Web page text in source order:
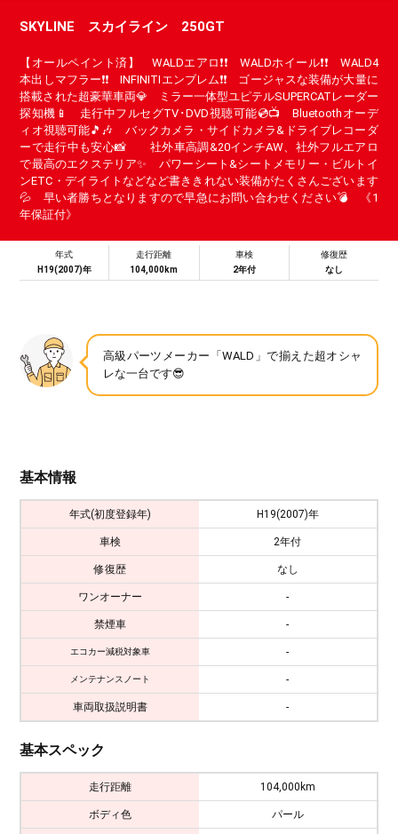
SKYLINE スカイライン 250GT
【オールペイント済】 WALDエアロ❗❗ WALDホイール❗❗ WALD4
本出しマフラー❗❗ INFINITIエンブレム❗❗ ゴージャスな装備が大量に
搭載された超豪華車両💎 ミラー一体型ユピテルSUPERCATレーダー
探知機📱 走行中フルセグTV･DVD視聴可能💿📺 Bluetoothオーデ
ィオ視聴可能🎵🎶 バックカメラ・サイドカメラ&ドライブレコーダ
ーで走行中も安心📸 社外車高調&20インチAW、社外フルエアロ
で最高のエクステリア✨ パワーシート&シートメモリー・ビルトイ
ンETC・デイライトなどなど書ききれない装備がたくさんございます
💦 早い者勝ちとなりますので早急にお問い合わせください💣 《1
年保証付》
年式
H19(2007)年
走行距離
104,000km
車検
2年付
修復歴
なし
高級パーツメーカー「WALD」で揃えた超オシャ
レな一台です😎
基本情報
年式(初度登録年) H19(2007)年
車検 2年付
修復歴 なし
ワンオーナー -
禁煙車 -
エコカー減税対象車 -
メンテナンスノート -
車両取扱説明書 -
基本スペック
走行距離 104,000km
ボディ色 パール